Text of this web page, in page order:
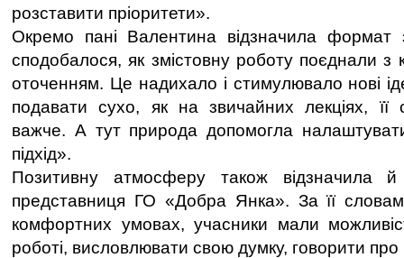
розставити пріоритети».
Окремо пані Валентина відзначила формат
сподобалося, як змістовну роботу поєднали
оточенням. Це надихало і стимулювало нові
подавати сухо, як на звичайних лекціях, її
важче. А тут природа допомогла
підхід».
Позитивну атмосферу також відзначила
представниця ГО «Добра Янка». За її
комфортних умовах, учасники мали
роботі, висловлювати свою думку, говорити про